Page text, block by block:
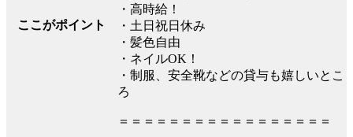
ここがポイント
・高時給！
・土日祝日休み
・髪色自由
・ネイルOK！
・制服、安全靴などの貸与も嬉しいとこ
ろ
＝＝＝＝＝＝＝＝＝＝＝＝＝＝＝＝＝